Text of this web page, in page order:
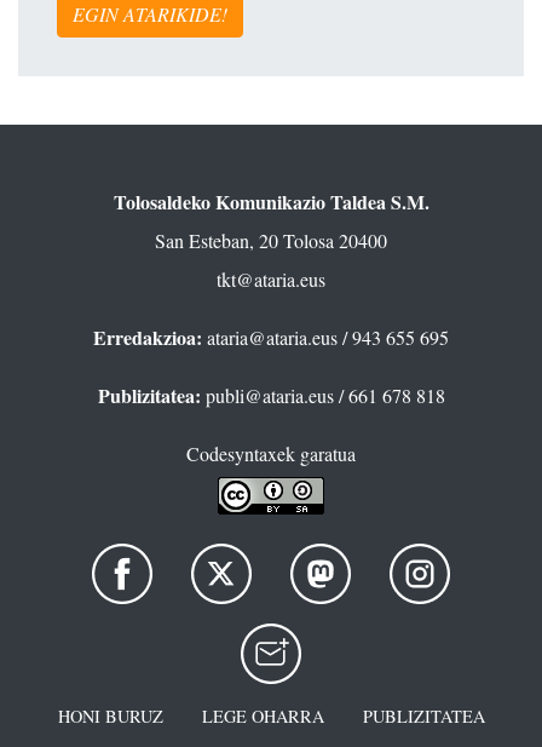
EGIN ATARIKIDE!
Tolosaldeko Komunikazio Taldea S.M.
San Esteban, 20 Tolosa 20400
tkt@ataria.eus
Erredakzioa: ataria@ataria.eus/ 943 655 695
Publizitatea: publi@ataria.eus/ 661 678 818
Codesyntaxek garatua
HONI BURUZ LEGE OHARRA
PUBLIZITATEA